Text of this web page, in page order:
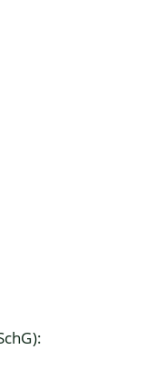
: